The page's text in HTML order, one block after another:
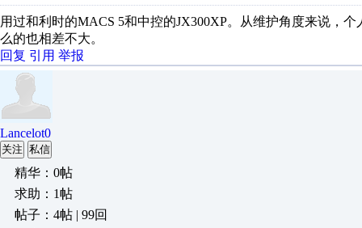
用过和利时的MACS 5和中控的JX300XP。从维护角度来说，
么的也相差不大。
回复 引用 举报
Lancelot0
关注 私信
精华：0帖
求助：1帖
帖子：4帖 | 99回